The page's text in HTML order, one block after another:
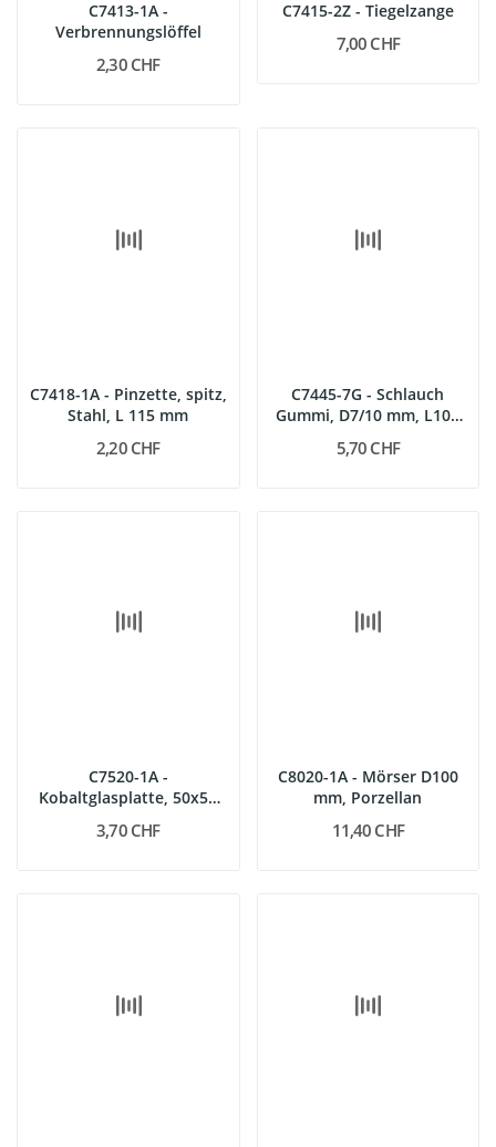
C7413-1A -
Verbrennungslöffel
2,30 CHF
C7415-2Z - Tiegelzange
7,00 CHF
C7418-1A - Pinzette, spitz,
Stahl, L 115 mm
2,20 CHF
C7445-7G - Schlauch
Gummi, D7/10 mm, L100
5,70 CHF
C7520-1A -
Kobaltglasplatte, 50x50
3,70 CHF
C8020-1A - Mörser D100
mm, Porzellan
11,40 CHF